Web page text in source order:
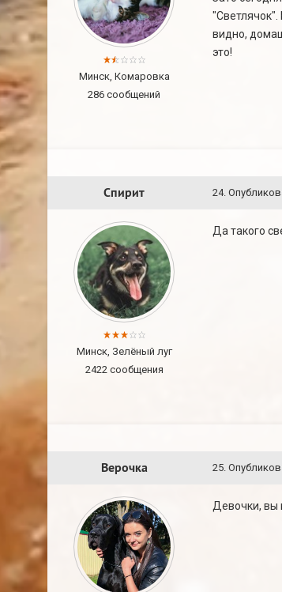
Минск, Комаровка
286 сообщений
видно,
это!
Спирит 24.
Минск, Зелёный луг
2422 сообщения
Да такого
Верочка 25.
Девочки, вы